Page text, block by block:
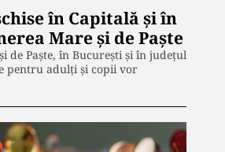
în Capitală și în
Mare și de Paște
de Paște, în București și în județul
pentru adulți și copii vor